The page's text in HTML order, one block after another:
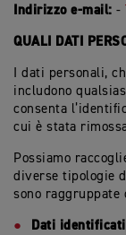
Indirizzo e-mail: -
QUALI DATI
I dati personali,
includono
consenta
cui è stata
Possiamo
diverse tipologie
sono raggruppate
Dati